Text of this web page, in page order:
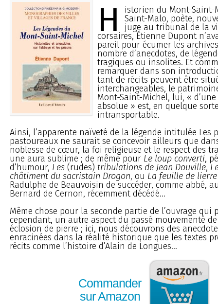
H
istorien du Mont-Saint-
Saint-Malo, poète,
juge au tribunal de la
corsaires, Étienne Dupont
pareil pour écumer les
nombre d’anecdotes, de
tragiques ou insolites. Et
remarquer dans son
tant de récits peuvent être
interchangeables, le
Mont-Saint-Michel, lui, «
absolue » est, en quelque
intransportable.
Ainsi, l’apparente naïveté de la légende intitulée Les
pastoureaux ne saurait se concevoir ailleurs que
noblesse de cœur, la foi religieuse et le respect des
une aura sublime ; de même pour Le loup converti,
d’humour, Les (rudes) tribulations de Jean Douville,
châtiment du sacristain Drogon, ou La feuille de lierre
Radulphe de Beauvoisin de succéder, comme abbé,
Bernard de Cernon, récemment décédé...
Même chose pour la seconde partie de l’ouvrage qui
cependant, un autre aspect du passé mouvementé
éclosion de pierre ; ici, nous découvrons des
enracinées dans la réalité historique que les textes
récits comme l’histoire d’Alain de Longues...
Commander
sur Amazon